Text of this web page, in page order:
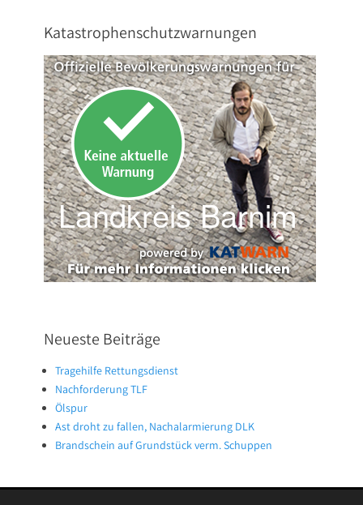
Katastrophenschutzwarnungen
Neueste Beiträge
Tragehilfe Rettungsdienst
Nachforderung TLF
Ölspur
Ast droht zu fallen, Nachalarmierung DLK
Brandschein auf Grundstück verm. Schuppen